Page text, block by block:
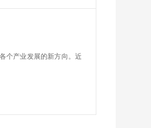
个产业发展的新方向。近